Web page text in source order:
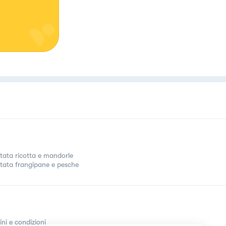
ricotta e mandorle
frangipane e pesche
e condizioni